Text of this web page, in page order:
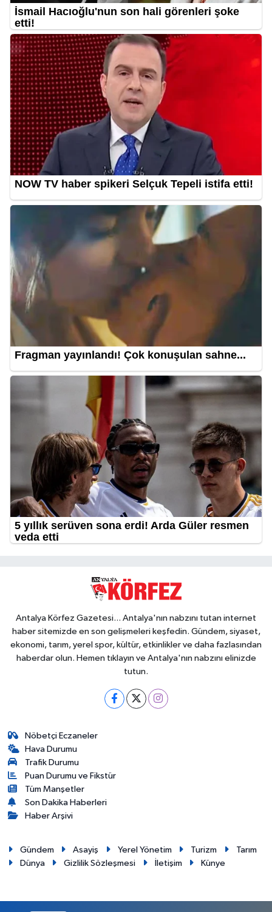
Antalya Körfez Gazetesi... Antalya'nın nabzını tutan internet
haber sitemizde en son gelişmeleri keşfedin. Gündem, siyaset,
ekonomi, tarım, yerel spor, kültür, etkinlikler ve daha fazlasından
haberdar olun. Hemen tıklayın ve Antalya'nın nabzını elinizde
tutun.
Nöbetçi Eczaneler
Hava Durumu
Trafik Durumu
Puan Durumu ve Fikstür
Tüm Manşetler
Son Dakika Haberleri
Haber Arşivi
Gündem Asayiş Yerel Yönetim Turizm
Tarım
Dünya
Gizlilik Sözleşmesi İletişim Künye